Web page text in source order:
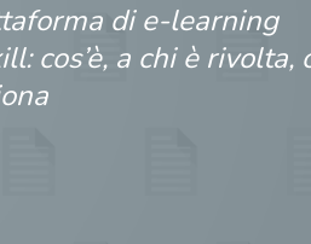
di e-learning
cos’è, a chi è rivolta,